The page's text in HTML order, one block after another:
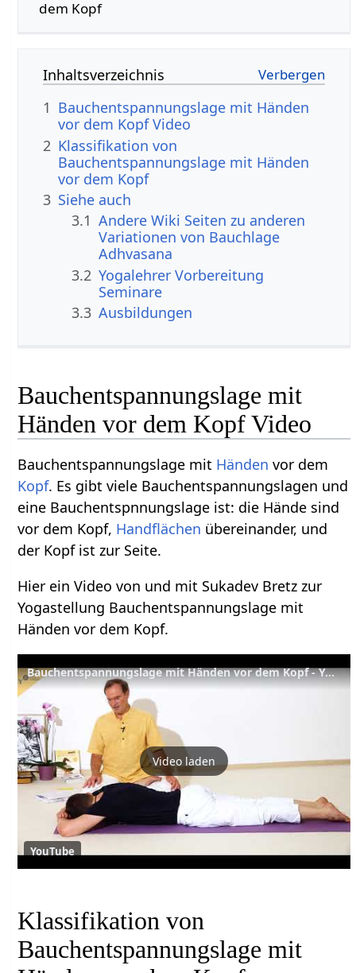
dem Kopf
Inhaltsverzeichnis
1 Bauchentspannungslage mit Händen
vor dem Kopf Video
2 Klassifikation von
Bauchentspannungslage mit Händen
vor dem Kopf
3 Siehe auch
3.1 Andere Wiki Seiten zu anderen
Variationen von Bauchlage
Adhvasana
3.2 Yogalehrer Vorbereitung
Seminare
3.3 Ausbildungen
Bauchentspannungslage mit
Händen vor dem Kopf Video
Bauchentspannungslage mit Händen vor dem
Kopf. Es gibt viele Bauchentspannungslagen und
eine Bauchentspnnungslage ist: die Hände sind
vor dem Kopf, Handflächen übereinander, und
der Kopf ist zur Seite.
Hier ein Video von und mit Sukadev Bretz zur
Yogastellung Bauchentspannungslage mit
Händen vor dem Kopf.
Bauchentspannungslage mit Händen vor dem Kopf - Yoga Asana Lexikon
Video laden
YouTube
Klassifikation von
Bauchentspannungslage mit